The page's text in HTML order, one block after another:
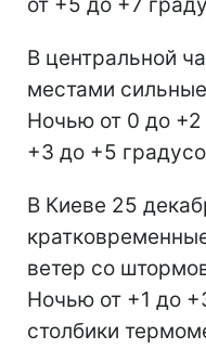
от +5 до +7
В центральной
местами
Ночью от 0 до
+3 до +5
В Киеве 25
ветер со
Ночью от +1 до
столбики